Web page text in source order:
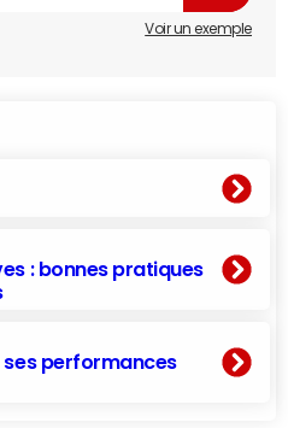
Voir un exemple
: bonnes pratiques
performances